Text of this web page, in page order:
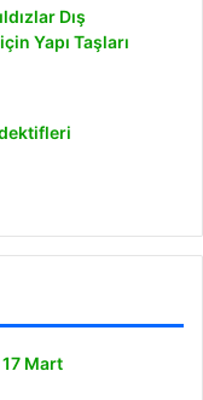
Dış
Yapı Taşları
17 Mart